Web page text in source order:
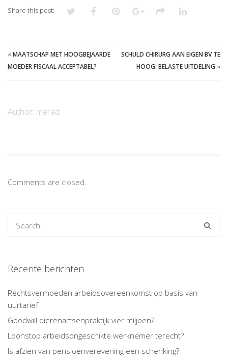
Share this post:
«MAATSCHAP MET HOOGBEJAARDE
MOEDER FISCAAL ACCEPTABEL?
SCHULD CHIRURG AAN EIGEN BV TE
HOOG: BELASTE UITDELING »
Author: merad
Comments are closed.
Recente berichten
Rechtsvermoeden arbeidsovereenkomst op basis van
uurtarief
Goodwill dierenartsenpraktijk vier miljoen?
Loonstop arbeidsongeschikte werknemer terecht?
Is afzien van pensioenverevening een schenking?